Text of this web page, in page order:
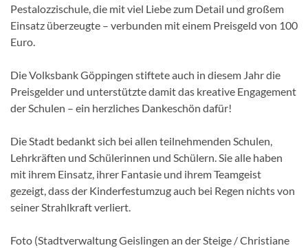
Pestalozzischule, die mit viel Liebe zum Detail und großem
Einsatz überzeugte – verbunden mit einem Preisgeld von 100
Euro.
Die Volksbank Göppingen stiftete auch in diesem Jahr die
Preisgelder und unterstützte damit das kreative Engagement
der Schulen – ein herzliches Dankeschön dafür!
Die Stadt bedankt sich bei allen teilnehmenden Schulen,
Lehrkräften und Schülerinnen und Schülern. Sie alle haben
mit ihrem Einsatz, ihrer Fantasie und ihrem Teamgeist
gezeigt, dass der Kinderfestumzug auch bei Regen nichts von
seiner Strahlkraft verliert.
Foto (Stadtverwaltung Geislingen an der Steige / Christiane